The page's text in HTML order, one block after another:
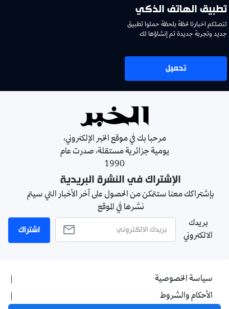
تطبيق الهاتف الذكي
لتصلكم اخبارنا لحظة بلحظة حملوا تطبيق
جديد وتجربة جديدة تم إنشاؤها لك
تحميل
مرحبا بك في موقع الخبر الإلكتروني،
يومية جزائرية مستقلة، صدرت عام
1990
الإشتراك في النشرة البريدية
بإشتراكك معنا ستتمكن من الحصول على آخر الأخبار التي سيتم
نشرها في الموقع
بريدك
الالكتروني
اشتراك
سياسة الخصوصية
الأحكام والشروط